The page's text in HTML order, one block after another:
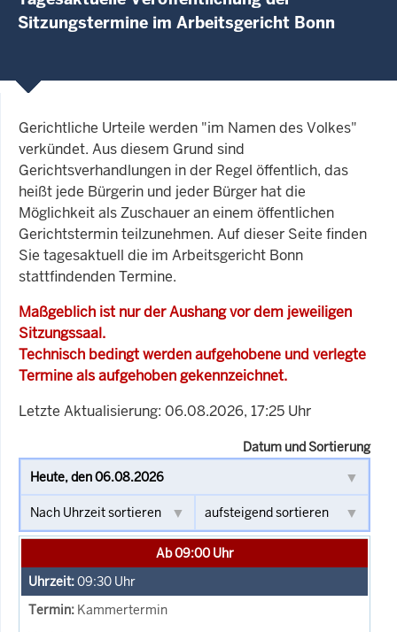
Sitzungstermine im Arbeitsgericht Bonn
Gerichtliche Urteile werden "im Namen des Volkes"
verkündet. Aus diesem Grund sind
Gerichtsverhandlungen in der Regel öffentlich, das
heißt jede Bürgerin und jeder Bürger hat die
Möglichkeit als Zuschauer an einem öffentlichen
Gerichtstermin teilzunehmen. Auf dieser Seite finden
Sie tagesaktuell die im Arbeitsgericht Bonn
stattfindenden Termine.
Maßgeblich ist nur der Aushang vor dem jeweiligen
Sitzungssaal.
Technisch bedingt werden aufgehobene und verlegte
Termine als aufgehoben gekennzeichnet.
Letzte Aktualisierung: 06.08.2026, 17:25 Uhr
Datum und Sortierung
Ab 09:00 Uhr
09:30 Uhr
Kammertermin